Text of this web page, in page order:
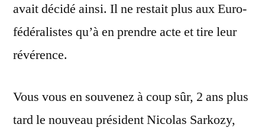
avait décidé ainsi. Il ne restait plus aux Euro-
fédéralistes qu’à en prendre acte et tire leur
révérence.
Vous vous en souvenez à coup sûr, 2 ans plus
tard le nouveau président Nicolas Sarkozy,